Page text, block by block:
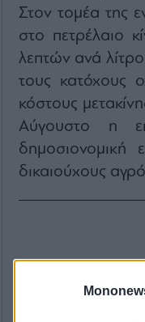
Στον τομέα της
στο πετρέλαιο
λεπτών ανά
τους κατόχους
κόστους
Αύγουστο η
δικαιούχους